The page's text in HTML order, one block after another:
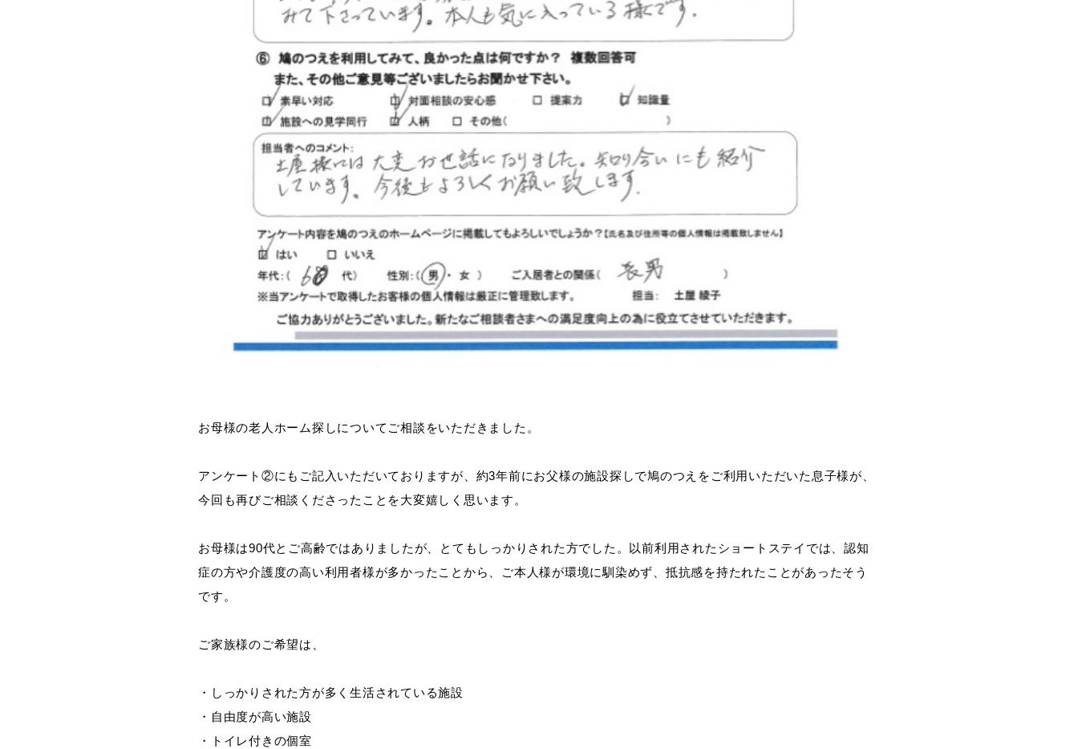
お母様の老人ホーム探しについてご相談をいただきました。
アンケート②にもご記入いただいておりますが、約3年前にお父様の施設探しで鳩のつえをご利用いただいた息子様が、
今回も再びご相談くださったことを大変嬉しく思います。
お母様は90代とご高齢ではありましたが、とてもしっかりされた方でした。以前利用されたショートステイでは、認知
症の方や介護度の高い利用者様が多かったことから、ご本人様が環境に馴染めず、抵抗感を持たれたことがあったそう
です。
ご家族様のご希望は、
・しっかりされた方が多く生活されている施設
・自由度が高い施設
・トイレ付きの個室